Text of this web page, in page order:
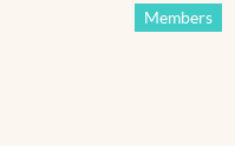
Members